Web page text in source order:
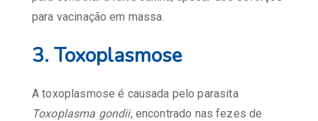
para vacinação em massa.
3. Toxoplasmose
A toxoplasmose é causada pelo parasita
Toxoplasma gondii, encontrado nas fezes de